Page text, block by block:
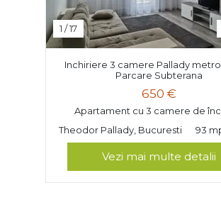
1 /17
Inchiriere 3 camere Pallady
Parcare Subterana
650 €
Apartament cu 3 camere de
Theodor Pallady, Bucuresti
93
Vezi mai multe detalii